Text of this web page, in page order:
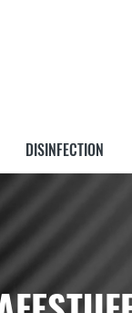
DISINFECTION